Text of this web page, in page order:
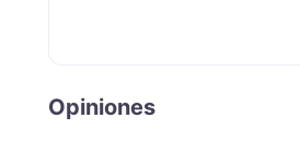
Opiniones